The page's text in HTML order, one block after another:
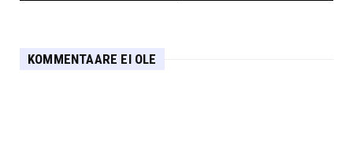
KOMMENTAARE EI OLE